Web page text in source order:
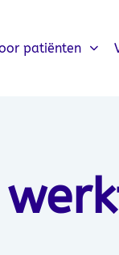
patiënten